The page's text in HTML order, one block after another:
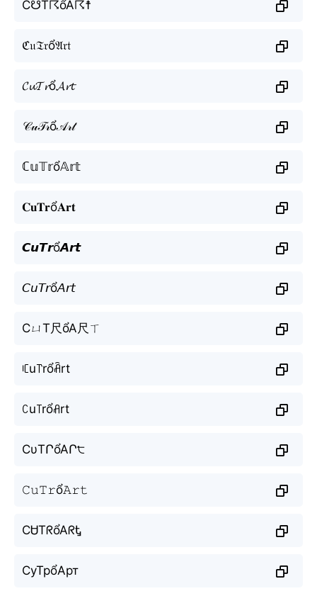
C☋T☈ổA☈☨
ℭ𝔲𝔗𝔯ổ𝔄𝔯𝔱
𝓒𝓾𝓣𝓻ổ𝓐𝓻𝓽
𝒞𝓊𝒯𝓇ổ𝒜𝓇𝓉
ℂ𝕦𝕋𝕣ổ𝔸𝕣𝕥
𝐂𝐮𝐓𝐫ổ𝐀𝐫𝐭
𝘾𝙪𝙏𝙧ổ𝘼𝙧𝙩
𝘊𝘶𝘛𝘳ổ𝘈𝘳𝘵
CㄩT尺ổA尺ㄒ
ꏸu꓅rổꋫrt
ꉔu꓄rổꋬrt
CυTՐổAՐ੮
𝙲𝚞𝚃𝚛ổ𝙰𝚛𝚝
CᏌTᖇổAᖇᎿ
СуТрổАрт